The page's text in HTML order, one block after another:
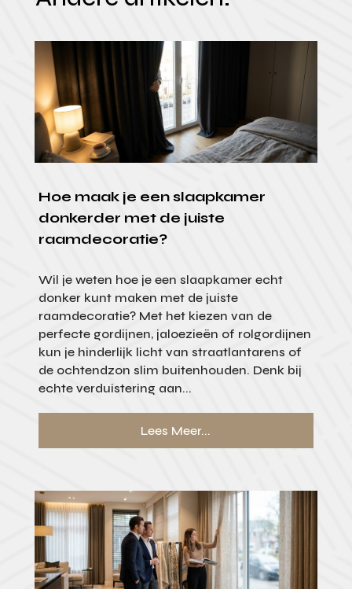
Hoe maak je een slaapkamer
donkerder met de juiste
raamdecoratie?
Wil je weten hoe je een slaapkamer echt
donker kunt maken met de juiste
raamdecoratie? Met het kiezen van de
perfecte gordijnen, jaloezieën of rolgordijnen
kun je hinderlijk licht van straatlantarens of
de ochtendzon slim buitenhouden. Denk bij
echte verduistering aan...
Lees Meer...